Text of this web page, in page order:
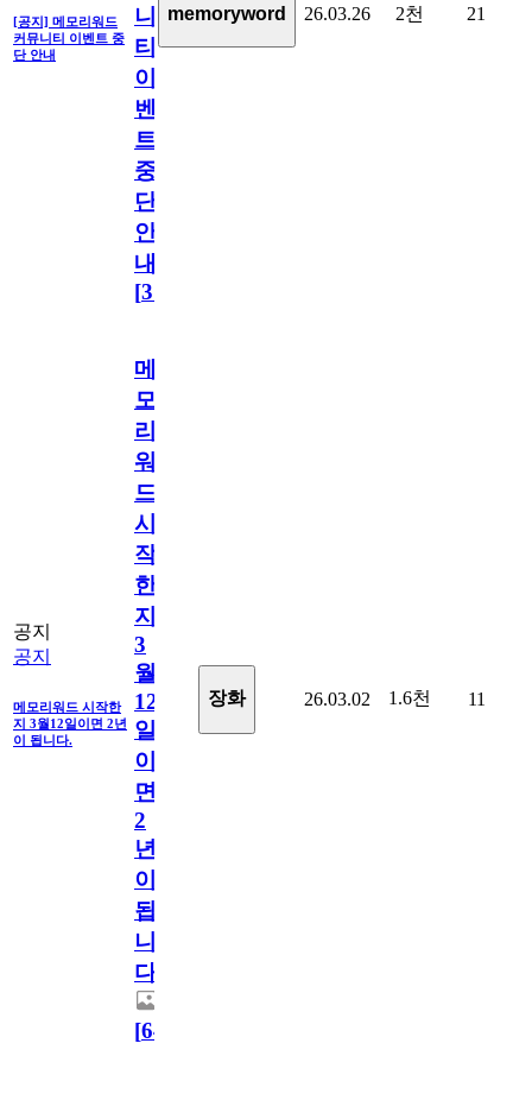
[공지] 메모리워드
커뮤니티 이벤트 중
단 안내
니
티
이
벤
트
중
단
안
내
[31
memoryword 26.03.26 2천 21
공지
공지
메모리워드 시작한
지 3월12일이면 2년
이 됩니다.
메
모
리
워
드
시
작
한
지
3
월
12
일
이
면
2
년
이
됩
니
다.
[64
장화 26.03.02 1.6천 11